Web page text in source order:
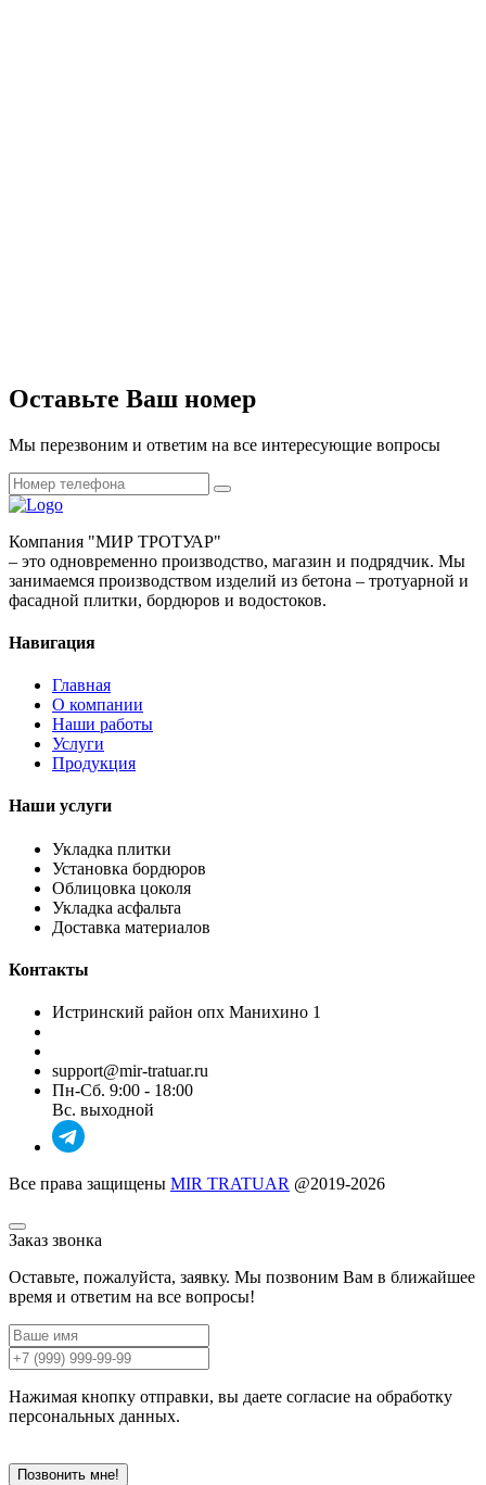
Оставьте Ваш номер
Мы перезвоним и ответим на все интересующие вопросы
Компания "МИР ТРОТУАР"
– это одновременно производство, магазин и подрядчик. Мы
занимаемся производством изделий из бетона – тротуарной и
фасадной плитки, бордюров и водостоков.
Навигация
Главная
О компании
Наши работы
Услуги
Продукция
Наши услуги
Укладка плитки
Установка бордюров
Oблицовка цоколя
Укладка асфальта
Доставка материалов
Контакты
Истринский район опх Манихино 1
support@mir-tratuar.ru
Пн-Сб. 9:00 - 18:00
Вс. выходной
Все права защищены MIR TRATUAR @2019-2026
Заказ звонка
Оставьте, пожалуйста, заявку. Мы позвоним Вам в ближайшее
время и ответим на все вопросы!
Нажимая кнопку отправки, вы даете согласие на обработку
персональных данных.
Позвонить мне!